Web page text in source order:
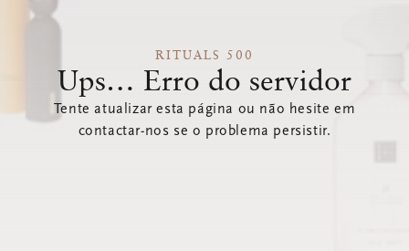
RITUALS 500
Ups… Erro do servidor
Tente atualizar esta página ou não hesite em
contactar-nos se o problema persistir.